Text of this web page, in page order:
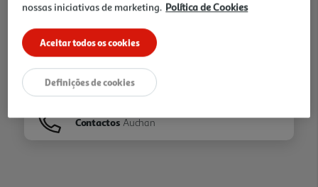
Ir para Homepage
Folhetos
Contactos Auchan
nossas iniciativas de marketing. Política de Cookies
Aceitar todos os cookies
Definições de cookies